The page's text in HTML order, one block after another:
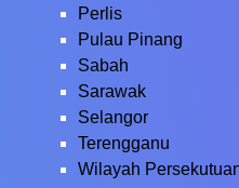
Perlis
Pulau Pinang
Sabah
Sarawak
Selangor
Terengganu
Wilayah